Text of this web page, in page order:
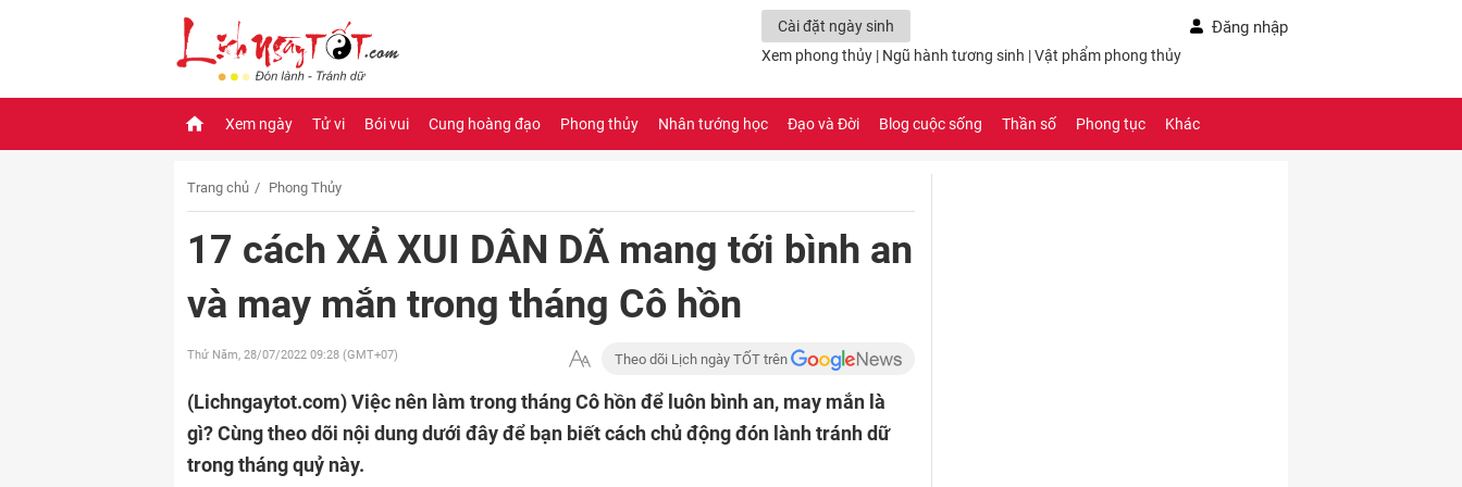
Cài đặt ngày sinh Đăng nhập
Xem phong thủy | Ngũ hành tương sinh |Vật phẩm phong thủy
Xem ngày Tử vi Bói vui Cung hoàng đạo Phong thủy Nhân tướng học Đạo và Đời Blog cuộc sống Thần số Phong tục Khác
Trang chủ Phong Thủy
17 cách XẢ XUI DÂN DÃ mang tới bình an
và may mắn trong tháng Cô hồn
Thứ Năm, 28/07/2022 09:28 (GMT+07) Theo dõi Lịch ngày TỐT trên
(Lichngaytot.com)Việc nên làm trong tháng Cô hồn để luôn bình an, may mắn là
gì? Cùng theo dõi nội dung dưới đây để bạn biết cách chủ động đón lành tránh dữ
trong tháng quỷ này.